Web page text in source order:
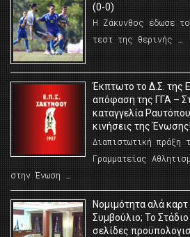
(0-0)
Η Ζάκυνθος έδωσε
τεστ της θερινής …
Έκπτωτο το Δ.Σ. της
απόφαση της ΓΓΑ –
καταγγελία
κινήσεις της
Διαπιστωτική πράξη
Γραμματείας
στην Ένωση …
Νομιμότητα αλά
Συμβούλιο; Το
σελίδες